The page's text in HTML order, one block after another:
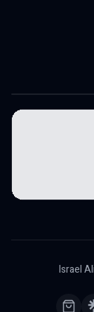
Israel